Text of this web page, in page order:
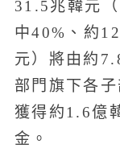
31.5兆韓元
中40%、約
元）將由約
部門旗下各
獲得約1.6億
金。